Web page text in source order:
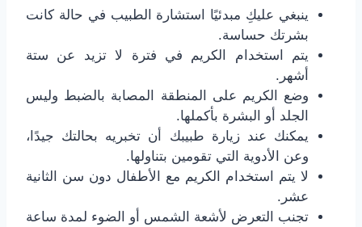
ينبغي عليكِ مبدئيًا استشارة الطبيب في حالة كانت
بشرتك حساسة.
يتم استخدام الكريم في فترة لا تزيد عن ستة
أشهر.
وضع الكريم على المنطقة المصابة بالضبط وليس
الجلد أو البشرة بأكملها.
يمكنك عند زيارة طبيبك أن تخبريه بحالتك جيدًا،
وعن الأدوية التي تقومين بتناولها.
لا يتم استخدام الكريم مع الأطفال دون سن الثانية
عشر.
تجنب التعرض لأشعة الشمس أو الضوء لمدة ساعة